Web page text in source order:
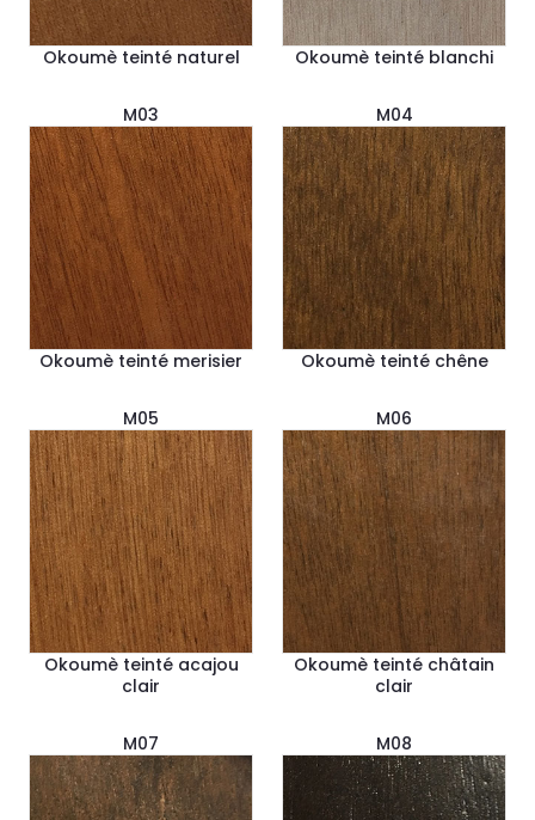
Okoumè teinté naturel Okoumè teinté blanchi
M03
Okoumè teinté merisier
M04
Okoumè teinté chêne
M05
Okoumè teinté acajou
clair
M06
Okoumè teinté châtain
clair
M07 M08